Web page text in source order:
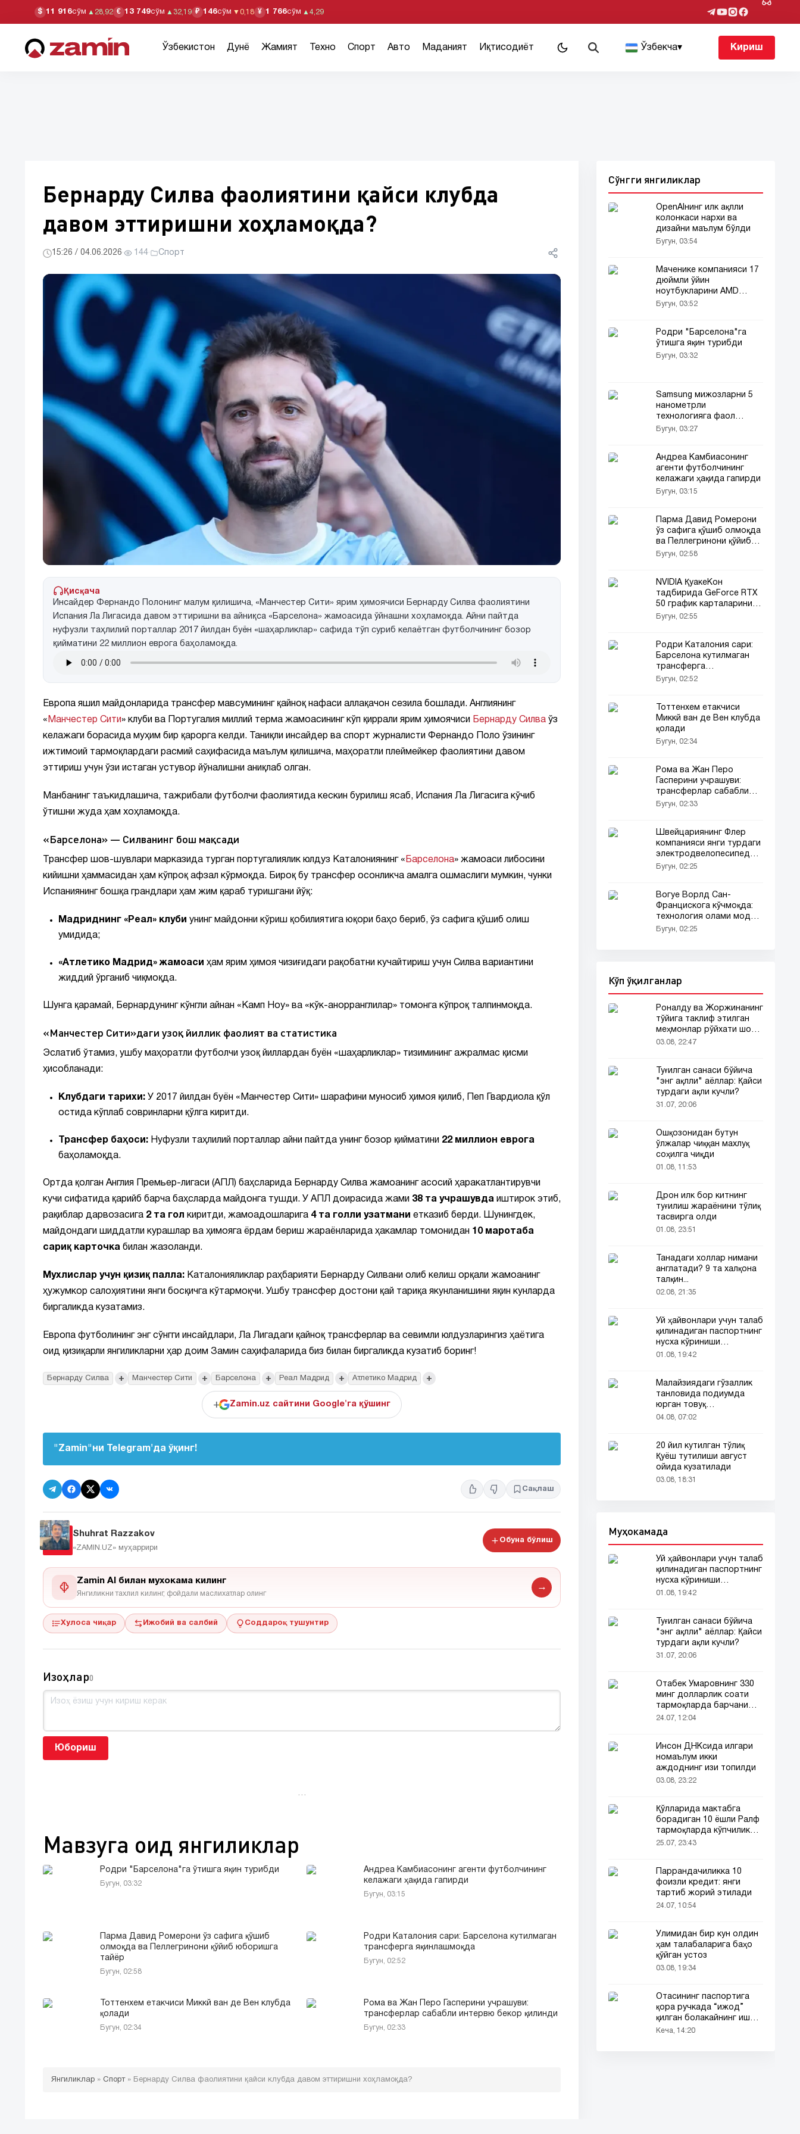
$ 11 916сўм ▲ 28,92 € 13 749сўм ▲ 32,19 ₽ 146сўм ▼ 0,18 ¥ 1 766сўм ▲ 4,29
Ўзбекистон Дунё Жамият Техно Спорт Авто Маданият Иқтисодиёт Ўзбекча▾ Кириш
Бернарду Силва фаолиятини қайси клубда
давом эттиришни хоҳламоқда?
15:26 / 04.06.2026· 144· Спорт
Қисқача
Инсайдер Фернандо Полонинг малум қилишича, «Манчестер Сити» ярим ҳимоячиси Бернарду Силва фаолиятини
Испания Ла Лигасида давом эттиришни ва айниқса «Барселона» жамоасида ўйнашни хоҳламоқда. Айни пайтда
нуфузли таҳлилий порталлар 2017 йилдан буён «шаҳарликлар» сафида тўп суриб келаётган футболчининг бозор
қийматини 22 миллион еврога баҳоламоқда.
Европа яшил майдонларида трансфер мавсумининг қайноқ нафаси аллақачон сезила бошлади. Англиянинг
« Манчестер Сити » клуби ва Португалия миллий терма жамоасининг кўп қиррали ярим ҳимоячиси Бернарду Силва ўз
келажаги борасида муҳим бир қарорга келди. Таниқли инсайдер ва спорт журналисти Фернандо Поло ўзининг
ижтимоий тармоқлардаги расмий саҳифасида маълум қилишича, маҳоратли плеймейкер фаолиятини давом
эттириш учун ўзи истаган устувор йўналишни аниқлаб олган.
Манбанинг таъкидлашича, тажрибали футболчи фаолиятида кескин бурилиш ясаб, Испания Ла Лигасига кўчиб
ўтишни жуда ҳам хоҳламоқда.
«Барселона» — Силванинг бош мақсади
Трансфер шов-шувлари марказида турган португалиялик юлдуз Каталониянинг « Барселона» жамоаси либосини
кийишни ҳаммасидан ҳам кўпроқ афзал кўрмоқда. Бироқ бу трансфер осонликча амалга ошмаслиги мумкин, чунки
Испаниянинг бошқа грандлари ҳам жим қараб туришгани йўқ:
Мадриднинг «Реал» клуби унинг майдонни кўриш қобилиятига юқори баҳо бериб, ўз сафига қўшиб олиш
умидида;
«Атлетико Мадрид» жамоаси ҳам ярим ҳимоя чизиғидаги рақобатни кучайтириш учун Силва вариантини
жиддий ўрганиб чиқмоқда.
Шунга қарамай, Бернардунинг кўнгли айнан «Камп Ноу» ва «кўк-анорранглилар» томонга кўпроқ талпинмоқда.
«Манчестер Сити»даги узоқ йиллик фаолият ва статистика
Эслатиб ўтамиз, ушбу маҳоратли футболчи узоқ йиллардан буён «шаҳарликлар» тизимининг ажралмас қисми
ҳисобланади:
Клубдаги тарихи: У 2017 йилдан буён «Манчестер Сити» шарафини муносиб ҳимоя қилиб, Пеп Гвардиола қўл
остида кўплаб совринларни қўлга киритди.
Трансфер баҳоси: Нуфузли таҳлилий порталлар айни пайтда унинг бозор қийматини 22 миллион еврога
баҳоламоқда.
Ортда қолган Англия Премьер-лигаси (АПЛ) баҳсларида Бернарду Силва жамоанинг асосий ҳаракатлантирувчи
кучи сифатида қарийб барча баҳсларда майдонга тушди. У АПЛ доирасида жами 38 та учрашувда иштирок этиб,
рақиблар дарвозасига 2 та гол киритди, жамоадошларига 4 та голли узатмани етказиб берди. Шунингдек,
майдондаги шиддатли курашлар ва ҳимояга ёрдам бериш жараёнларида ҳакамлар томонидан 10 маротаба
сариқ карточка билан жазоланди.
Мухлислар учун қизиқ палла: Каталонияликлар раҳбарияти Бернарду Силвани олиб келиш орқали жамоанинг
ҳужумкор салоҳиятини янги босқичга кўтармоқчи. Ушбу трансфер достони қай тариқа якунланишини яқин кунларда
биргаликда кузатамиз.
Европа футболининг энг сўнгги инсайдлари, Ла Лигадаги қайноқ трансферлар ва севимли юлдузларингиз ҳаётига
оид қизиқарли янгиликларни ҳар доим Замин саҳифаларида биз билан биргаликда кузатиб боринг!
Бернарду Силва + Манчестер Сити + Барселона + Реал Мадрид + Атлетико Мадрид +
+ Zamin.uz сайтини Google'га қўшинг
"Zamin"ни Telegram'да ўқинг!
Сақлаш
Shuhrat Razzakov
«ZAMIN.UZ» муҳаррири
Обуна бўлиш
Zamin AI билан мухокама килинг
Янгиликни тахлил килинг, фойдали маслихатлар олинг
→
Хулоса чиқар Ижобий ва салбий Соддароқ тушунтир
Изоҳлар0
Юбориш
…
Мавзуга оид янгиликлар
Родри "Барселона"га ўтишга яқин турибди
Бугун, 03:32
Андреа Камбиасонинг агенти футболчининг
келажаги ҳақида гапирди
Бугун, 03:15
Парма Давид Ромерони ўз сафига қўшиб
олмоқда ва Пеллегринони қўйиб юборишга
тайёр
Бугун, 02:58
Родри Каталония сари: Барселона кутилмаган
трансферга яқинлашмоқда
Бугун, 02:52
Тоттенхем етакчиси Миккй ван де Вен клубда
қолади
Бугун, 02:34
Рома ва Жан Перо Гасперини учрашуви:
трансферлар сабабли интервю бекор қилинди
Бугун, 02:33
Янгиликлар » Спорт» Бернарду Силва фаолиятини қайси клубда давом эттиришни хоҳламоқда?
Сўнгги янгиликлар
OpenAIнинг илк ақлли
колонкаси нархи ва
дизайни маълум бўлди
Бугун, 03:54
Маченике компанияси 17
дюймли ўйин
ноутбукларини AMD
платформасига ўтказди
Бугун, 03:52
Родри "Барселона"га
ўтишга яқин турибди
Бугун, 03:32
Samsung мижозларни 5
нанометрли
технологияга фаол
ўтказмоқда
Бугун, 03:27
Андреа Камбиасонинг
агенти футболчининг
келажаги ҳақида гапирди
Бугун, 03:15
Парма Давид Ромерони
ўз сафига қўшиб олмоқда
ва Пеллегринони қўйиб
юборишга тайёр
Бугун, 02:58
NVIDIA ҚуакеКон
тадбирида GeForce RTX
50 график карталарини
тавсия этилган нархда
Бугун, 02:55
Родри Каталония сари:
Барселона кутилмаган
трансферга
яқинлашмоқда
Бугун, 02:52
Тоттенхем етакчиси
Миккй ван де Вен клубда
қолади
Бугун, 02:34
Рома ва Жан Перо
Гасперини учрашуви:
трансферлар сабабли
интервю бекор қилинди
Бугун, 02:33
Швейцариянинг Флер
компанияси янги турдаги
электродвелопесипедни
тақдим этди
Бугун, 02:25
Вогуе Ворлд Сан-
Францискога кўчмоқда:
технология олами мода
чўққисида
Бугун, 02:25
Кўп ўқилганлар
Роналду ва Жоржинанинг
тўйига таклиф этилган
меҳмонлар рўйхати шов-
шувда
03.08, 22:47
Туғилган санаси бўйича
"энг ақлли" аёллар: Қайси
турдаги ақли кучли?
31.07, 20:06
Ошқозонидан бутун
ўлжалар чиққан махлуқ
соҳилга чиқди
01.08, 11:53
Дрон илк бор китнинг
туғилиш жараёнини тўлиқ
тасвирга олди
01.08, 23:51
Танадаги холлар нимани
англатади? 9 та халқона
талқин...
02.08, 21:35
Уй ҳайвонлари учун талаб
қилинадиган паспортнинг
нусха кўриниши
тармоқларда тарқалди
01.08, 19:42
Малайзиядаги гўзаллик
танловида подиумда
юрган товуқ
томошабинлар
04.08, 07:02
20 йил кутилган тўлиқ
Қуёш тутилиши август
ойида кузатилади
03.08, 18:31
Муҳокамада
Уй ҳайвонлари учун талаб
қилинадиган паспортнинг
нусха кўриниши
тармоқларда тарқалди
01.08, 19:42
Туғилган санаси бўйича
"энг ақлли" аёллар: Қайси
турдаги ақли кучли?
31.07, 20:06
Отабек Умаровнинг 330
минг долларлик соати
тармоқларда барчани
эътиборини тортди!
24.07, 12:04
Инсон ДНКсида илгари
номаълум икки
аждоднинг изи топилди
03.08, 23:22
Қўлларида мактабга
борадиган 10 ёшли Ралф
тармоқларда кўпчиликни
таъсирлантирди
25.07, 23:43
Паррандачиликка 10
фоизли кредит: янги
тартиб жорий этилади
24.07, 10:54
Ўлимидан бир кун олдин
ҳам талабаларига баҳо
қўйган устоз
03.08, 19:34
Отасининг паспортига
қора ручкада “ижод”
қилган болакайнинг иши
барчанинг диққатини
Кеча, 14:20